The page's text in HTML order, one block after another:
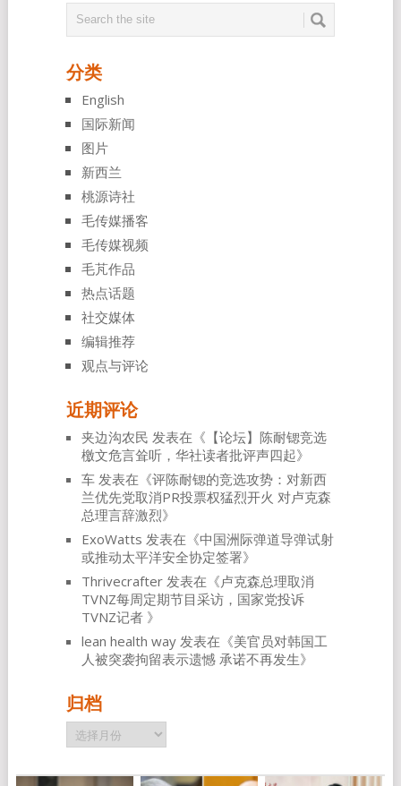
分类
English
国际新闻
图片
新西兰
桃源诗社
毛传媒播客
毛传媒视频
毛芃作品
热点话题
社交媒体
编辑推荐
观点与评论
近期评论
夹边沟农民 发表在《 【论坛】陈耐锶竞选
檄文危言耸听，华社读者批评声四起》
车发表在《评陈耐锶的竞选攻势：对新西
兰优先党取消PR投票权猛烈开火 对卢克森
总理言辞激烈》
ExoWatts 发表在《中国洲际弹道导弹试射
或推动太平洋安全协定签署》
Thrivecrafter发表在《卢克森总理取消
TVNZ每周定期节目采访，国家党投诉
TVNZ记者 》
lean health way发表在《美官员对韩国工
人被突袭拘留表示遗憾 承诺不再发生》
归档
归
档